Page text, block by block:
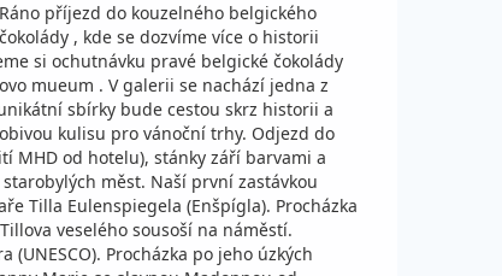
příjezd do kouzelného belgického
, kde se dozvíme více o historii
si ochutnávku pravé belgické čokolády
mueum . V galerii se nachází jedna z
sbírky bude cestou skrz historii a
kulisu pro vánoční trhy. Odjezd do
MHD od hotelu), stánky září barvami a
měst. Naší první zastávkou
Tilla Eulenspiegela (Enšpígla). Procházka
veselého sousoší na náměstí.
Procházka po jeho úzkých